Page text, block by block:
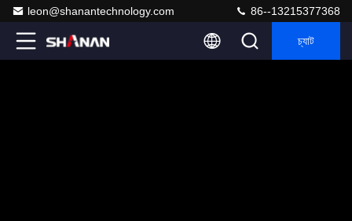
leon@shanantechnology.com 86--13215377368
চ্যাট